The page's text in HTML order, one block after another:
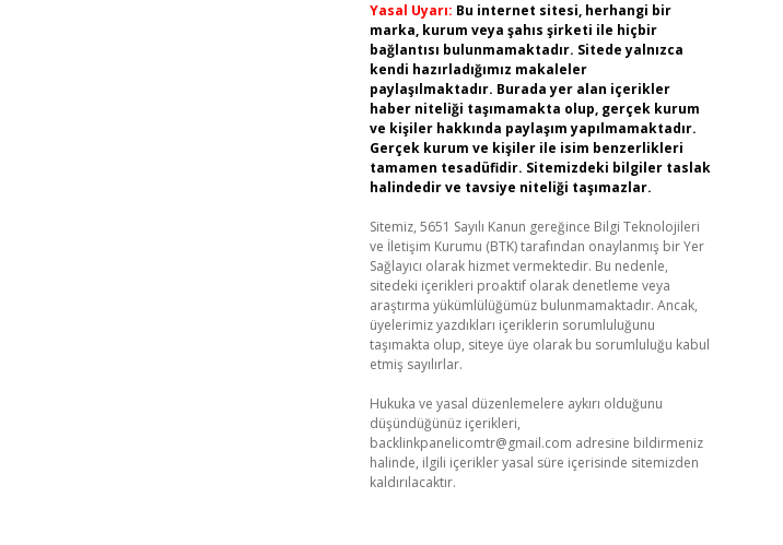
Yasal Uyarı: Bu internet sitesi, herhangi bir
marka, kurum veya şahıs şirketi ile hiçbir
bağlantısı bulunmamaktadır. Sitede yalnızca
kendi hazırladığımız makaleler
paylaşılmaktadır. Burada yer alan içerikler
haber niteliği taşımamakta olup, gerçek kurum
ve kişiler hakkında paylaşım yapılmamaktadır.
Gerçek kurum ve kişiler ile isim benzerlikleri
tamamen tesadüfidir. Sitemizdeki bilgiler taslak
halindedir ve tavsiye niteliği taşımazlar.
Sitemiz, 5651 Sayılı Kanun gereğince Bilgi Teknolojileri
ve İletişim Kurumu (BTK) tarafından onaylanmış bir Yer
Sağlayıcı olarak hizmet vermektedir. Bu nedenle,
sitedeki içerikleri proaktif olarak denetleme veya
araştırma yükümlülüğümüz bulunmamaktadır. Ancak,
üyelerimiz yazdıkları içeriklerin sorumluluğunu
taşımakta olup, siteye üye olarak bu sorumluluğu kabul
etmiş sayılırlar.
Hukuka ve yasal düzenlemelere aykırı olduğunu
düşündüğünüz içerikleri,
backlinkpanelicomtr@gmail.com adresine bildirmeniz
halinde, ilgili içerikler yasal süre içerisinde sitemizden
kaldırılacaktır.